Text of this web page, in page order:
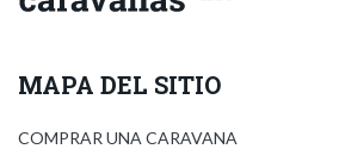
MAPA DEL SITIO
COMPRAR UNA CARAVANA